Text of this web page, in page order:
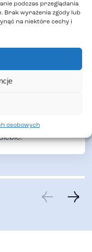
podczas przeglądania
Brak wyrażenia zgody lub
na niektóre cechy i
osobowych
pracy? Ta